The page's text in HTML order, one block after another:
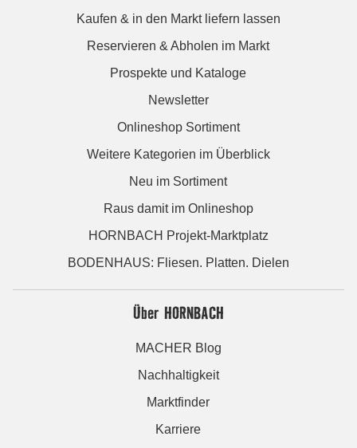
Kaufen & in den Markt liefern lassen
Reservieren & Abholen im Markt
Prospekte und Kataloge
Newsletter
Onlineshop Sortiment
Weitere Kategorien im Überblick
Neu im Sortiment
Raus damit im Onlineshop
HORNBACH Projekt-Marktplatz
BODENHAUS: Fliesen. Platten. Dielen
Über HORNBACH
MACHER Blog
Nachhaltigkeit
Marktfinder
Karriere